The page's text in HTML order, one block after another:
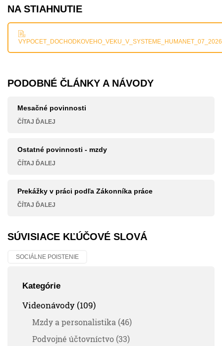
NA STIAHNUTIE
PODOBNÉ ČLÁNKY A NÁVODY
Mesačné povinnosti
ČÍTAJ ĎALEJ
Ostatné povinnosti - mzdy
ČÍTAJ ĎALEJ
Prekážky v práci podľa Zákonníka práce
ČÍTAJ ĎALEJ
SÚVISIACE KĽÚČOVÉ SLOVÁ
SOCIÁLNE POISTENIE
Kategórie
Videonávody (109)
Mzdy a personalistika (46)
Podvojné účtovníctvo (33)